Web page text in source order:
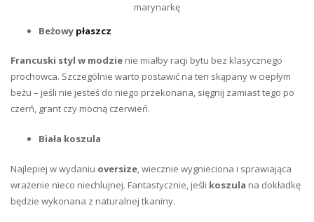
marynarkę
Beżowy płaszcz
Francuski styl w modzie nie miałby racji bytu bez klasycznego
prochowca. Szczególnie warto postawić na ten skąpany w ciepłym
beżu – jeśli nie jesteś do niego przekonana, sięgnij zamiast tego po
czerń, grant czy mocną czerwień.
Biała koszula
Najlepiej w wydaniu oversize, wiecznie wygnieciona i sprawiająca
wrażenie nieco niechlujnej. Fantastycznie, jeśli koszula na dokładkę
będzie wykonana z naturalnej tkaniny.